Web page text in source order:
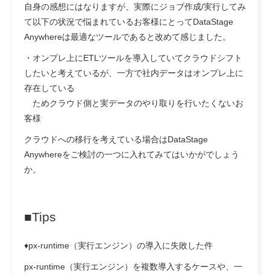
自身の感想にはなりますが、実際にジョブ作成/実行してみ
て以下の状況で悩まれているお客様にとってDataStage
Anywhereは最適なツールであると改めて感じました。
・オンプレ上にETLツールを導入していてクラウドシフト
したいと考えているが、一方で社内データはオンプレ上に
存在している
ためクラウド側と実データのやり取りを行いたくないお
客様
クラウドへの移行を考えている場合はDataStage
Anywhereをご検討の一つに入れてみてはいかがでしょう
か。
■Tips
♦px-runtime（実行エンジン）の導入に失敗した件
px-runtime（実行エンジン）を複数導入するケースや、一